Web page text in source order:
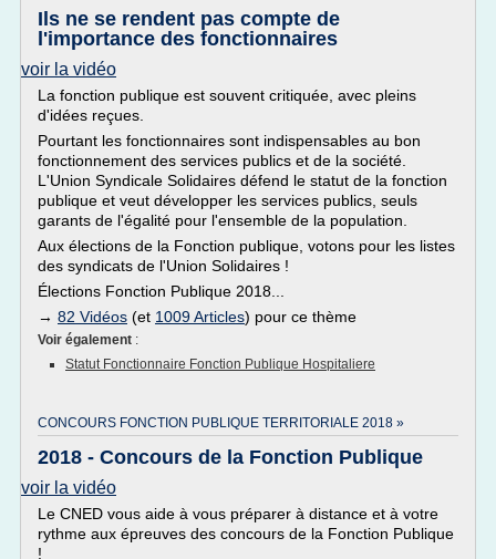
Ils ne se rendent pas compte de
l'importance des fonctionnaires
voir la vidéo
La fonction publique est souvent critiquée, avec pleins
d'idées reçues.
Pourtant les fonctionnaires sont indispensables au bon
fonctionnement des services publics et de la société.
L'Union Syndicale Solidaires défend le statut de la fonction
publique et veut développer les services publics, seuls
garants de l'égalité pour l'ensemble de la population.
Aux élections de la Fonction publique, votons pour les listes
des syndicats de l'Union Solidaires !
Élections Fonction Publique 2018...
→ 82 Vidéos (et 1009 Articles) pour ce thème
Voir également :
Statut Fonctionnaire Fonction Publique Hospitaliere
CONCOURS FONCTION PUBLIQUE TERRITORIALE 2018 »
2018 - Concours de la Fonction Publique
voir la vidéo
Le CNED vous aide à vous préparer à distance et à votre
rythme aux épreuves des concours de la Fonction Publique
!